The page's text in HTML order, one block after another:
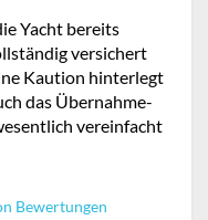
Yacht bereits
versichert
Kaution hinterlegt
das Übernahme-
vereinfacht
Bewertungen